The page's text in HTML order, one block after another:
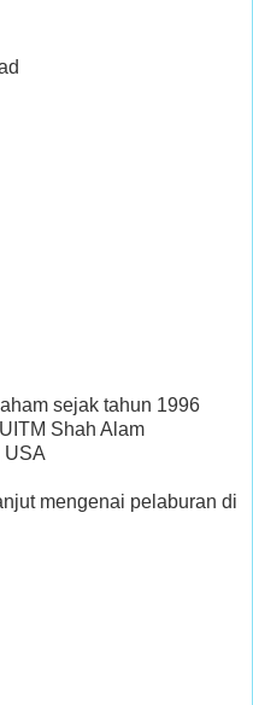
sejak tahun 1996
Shah Alam
USA
mengenai pelaburan di